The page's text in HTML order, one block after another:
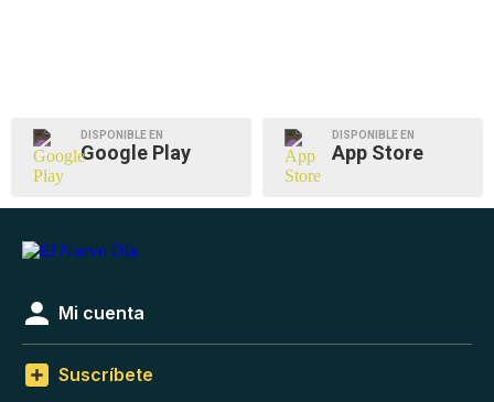
DISPONIBLE EN
Google Play
DISPONIBLE EN
App Store
Mi cuenta
Suscríbete